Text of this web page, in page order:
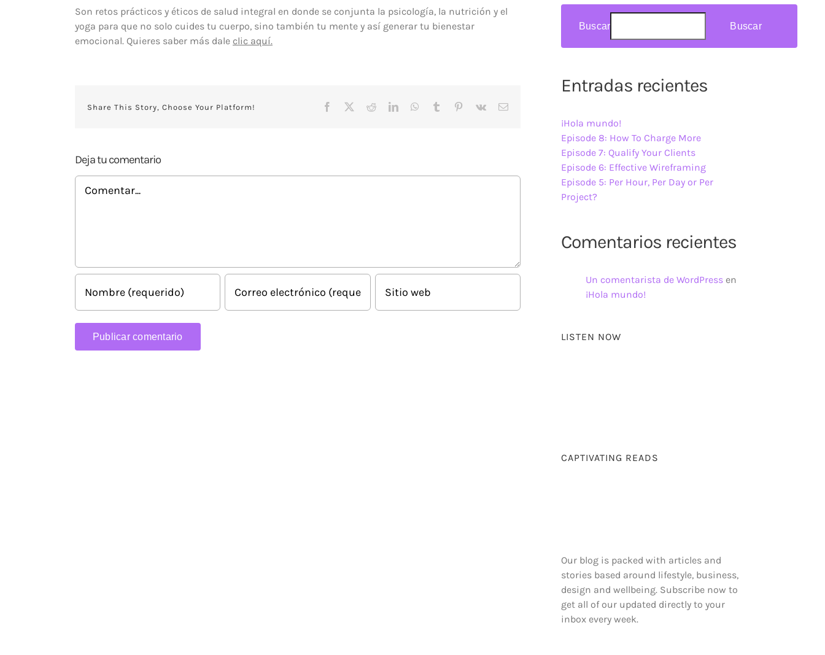
Son retos prácticos y éticos de salud integral en donde se conjunta la psicología, la nutrición y el
yoga para que no solo cuides tu cuerpo, sino también tu mente y así generar tu bienestar
emocional. Quieres saber más dale clic aquí.
Share This Story, Choose Your Platform! Facebook RedditLinkedInWhatsApp
Tumblr Pinterest
Vk
Correo
Deja tu comentario
Comentar
Buscar Buscar
Entradas recientes
¡Hola mundo!
Episode 8: How To Charge More
Episode 7: Qualify Your Clients
Episode 6: Effective Wireframing
Episode 5: Per Hour, Per Day or Per
Project?
Comentarios recientes
Un comentarista de WordPress en
¡Hola mundo!
LISTEN NOW
CAPTIVATING READS
Our blog is packed with articles and
stories based around lifestyle, business,
design and wellbeing. Subscribe now to
get all of our updated directly to your
inbox every week.